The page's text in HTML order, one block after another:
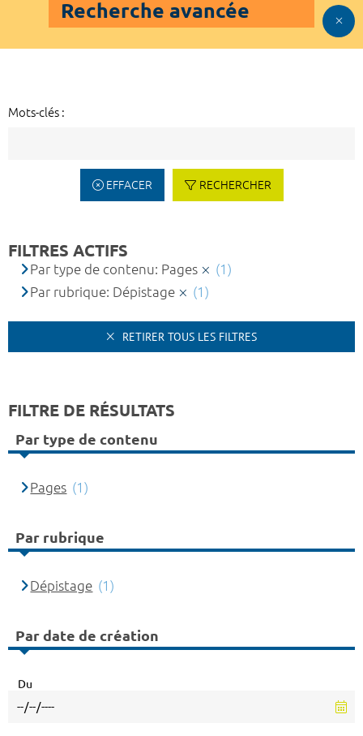
Recherche avancée
Mots-clés :
EFFACER RECHERCHER
FILTRES ACTIFS
Par type de contenu: Pages
(1)
Par rubrique: Dépistage
(1)
RETIRER TOUS LES FILTRES
FILTRE DE RÉSULTATS
Par type de contenu
Pages (1)
Par rubrique
Dépistage (1)
Par date de création
Du